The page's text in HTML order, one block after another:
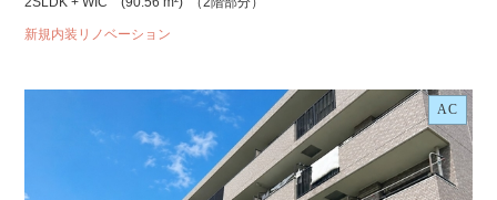
新規内装リノベーション
AC